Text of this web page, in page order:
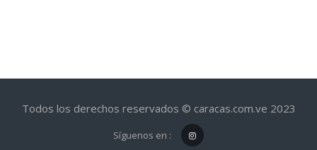
Todos los derechos reservados © caracas.com.ve 2023
Síguenos en :